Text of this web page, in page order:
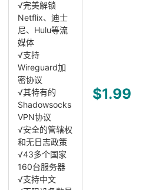
√完美解锁
Netflix、迪士
尼、Hulu等流
媒体
√支持
Wireguard加
密协议
√其特有的
Shadowsocks
VPN协议
√安全的管辖权
和无日志政策
√43多个国家
160台服务器
√支持中文
$1.99